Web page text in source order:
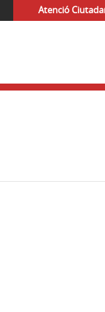
Atenció